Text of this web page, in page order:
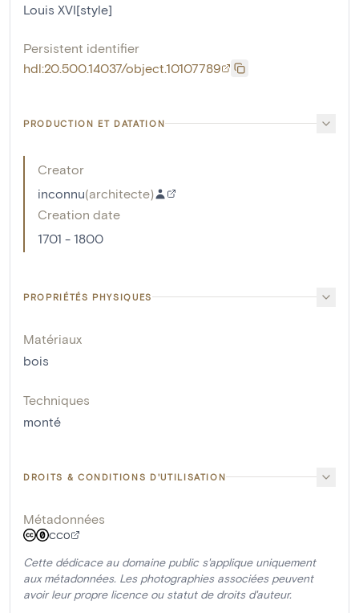
Louis XVI[style]
Persistent identifier
hdl:20.500.14037/object.10107789
PRODUCTION ET DATATION
Creator
inconnu(architecte)
Creation date
1701 - 1800
PROPRIÉTÉS PHYSIQUES
Matériaux
bois
Techniques
monté
DROITS & CONDITIONS D'UTILISATION
Métadonnées
CC0
Cette dédicace au domaine public s'applique uniquement
aux métadonnées. Les photographies associées peuvent
avoir leur propre licence ou statut de droits d'auteur.